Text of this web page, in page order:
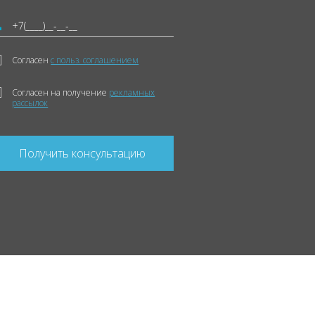
Согласенс польз. соглашением
Согласен на получение рекламных
рассылок
Получить консультацию